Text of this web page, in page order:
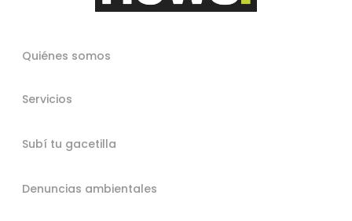
Quiénes somos
Servicios
Subí tu gacetilla
Denuncias ambientales